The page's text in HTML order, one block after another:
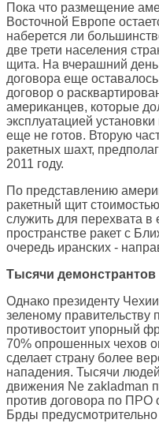
Пока что размещение
Восточной Европе
наберется ли
две трети населения
щита. На вчерашний
договора еще
договор о
американцев, которые
эксплуатацией
еще не готов. Вторую
ракетных шахт,
2011 году.
По представлению
ракетный щит
служить для перехвата
пространстве ракет с
очередь иранских -
Тысячи демонстрантов
Однако президенту
зеленому
противостоит упорный
70% опрошенных чехов
сделает страну более
нападения. Тысячи
движения Ne zakladman
против договора по ПРО
Брды